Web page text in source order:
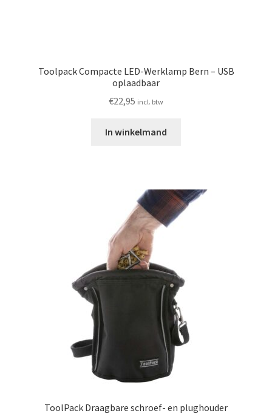
Toolpack Compacte LED-Werklamp Bern – USB
oplaadbaar
€22,95 incl. btw
In winkelmand
ToolPack Draagbare schroef- en plughouder